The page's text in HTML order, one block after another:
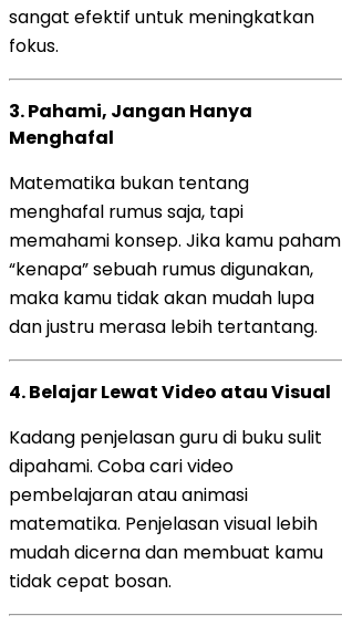
sangat efektif untuk meningkatkan
fokus.
3.Pahami, Jangan Hanya
Menghafal
Matematika bukan tentang
menghafal rumus saja, tapi
memahami konsep. Jika kamu paham
“kenapa” sebuah rumus digunakan,
maka kamu tidak akan mudah lupa
dan justru merasa lebih tertantang.
4.Belajar Lewat Video atau Visual
Kadang penjelasan guru di buku sulit
dipahami. Coba cari video
pembelajaran atau animasi
matematika. Penjelasan visual lebih
mudah dicerna dan membuat kamu
tidak cepat bosan.